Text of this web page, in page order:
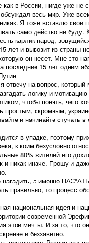
в России, нигде уже не
весь мир. Уже
Я тоже вставлю свои
само действо не буду.
карлик-народ,
лет и вывозит из страны
он несет. Мне это
последние 15 лет одним
я отвечу на вопрос,
логику и мотивацию
чтобы понять, чего
простым, скромным,
и начинайте стучать
в упадке, поэтому
к коим безусловно
80% жителей его
никак иначе. Прошу и
нагадить, а именно
правильно, то процесс
национальная идея и
современной
этой мечты. И за то, что
и беззаветно.